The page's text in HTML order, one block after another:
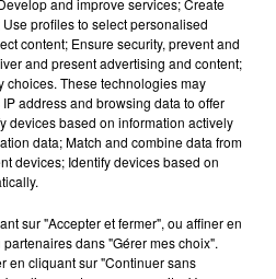
de l'eau froide.
le mascarpone et le sucre.
et passée quelques secondes
fonde.
réserver au frais pendant
cerises lavées par-dessus.
profiles to select personalised
content; Ensure security, prevent and
and present advertising and content;
choices. These technologies may
address and browsing data to offer
devices based on information actively
data; Match and combine data from
devices; Identify devices based on
sur "Accepter et fermer", ou affiner en
dans "Gérer mes choix".
en cliquant sur "Continuer sans